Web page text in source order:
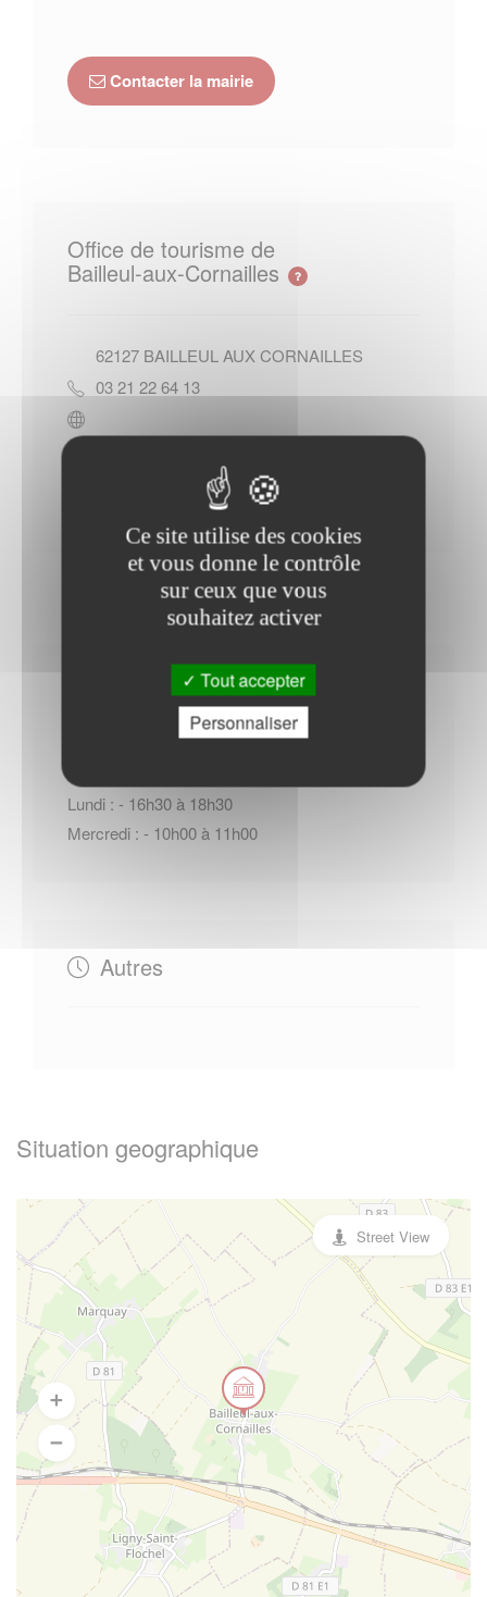
Contacter la mairie
Office de tourisme de
Bailleul-aux-Cornailles
62127 BAILLEUL AUX CORNAILLES
03 21 22 64 13
Contacter l'office de tourisme
Horaires Mairie
Lundi : - 16h30 à 18h30
Mercredi : - 10h00 à 11h00
Autres
Situation geographique
Street View
Ce site utilise des cookies
et vous donne le contrôle
sur ceux que vous
souhaitez activer
Tout accepter
Personnaliser